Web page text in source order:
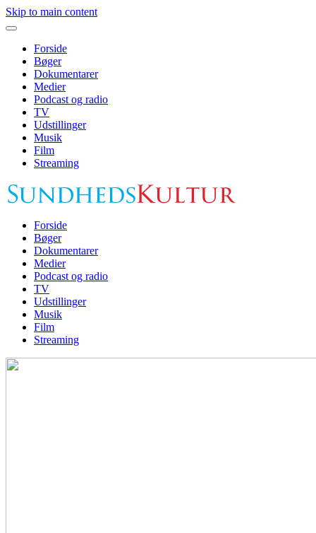
Skip to main content
Forside
Bøger
Dokumentarer
Medier
Podcast og radio
TV
Udstillinger
Musik
Film
Streaming
Forside
Bøger
Dokumentarer
Medier
Podcast og radio
TV
Udstillinger
Musik
Film
Streaming